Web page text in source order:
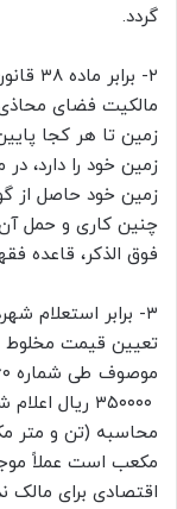
گردد.
۲-
مالکیت فضای
زمین تا هر کجا
زمین خود را دارد،
زمین خود حاصل از
چنین کاری و حمل
فوق الذکر، قاعده فقهی تسلیط و
۳- برابر استعلام
تعیین قیمت
۳۵۰۰۰۰ ریال
محاسبه (تن و متر
مکعب است عملاً
اقتصادی برای مالک